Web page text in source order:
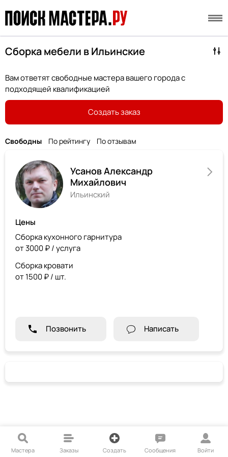
Сборка мебели в Ильинские
Вам ответят свободные мастера вашего города с
подходящей квалификацией
Создать заказ
Свободны По рейтингу По отзывам
Усанов Александр
Михайлович
Ильинский
Цены
Сборка кухонного гарнитура
от 3000 ₽ / услуга
Сборка кровати
от 1500 ₽ / шт.
Позвонить Написать
Мастера Заказы Создать Сообщения Войти